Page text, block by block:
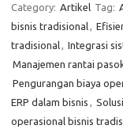
Category: Artikel Tag:
bisnis tradisional,
tradisional, Integrasi
Manajemen rantai
Pengurangan biaya
ERP dalam bisnis ,
operasional bisnis